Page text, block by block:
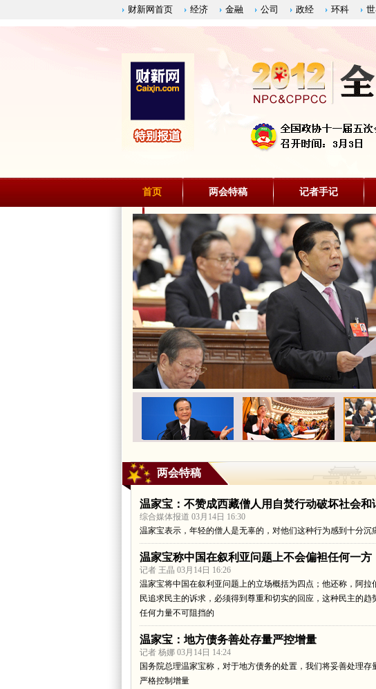
财新网首页 经济 金融 公司 政经 环科
首页 两会特稿 记者手记
微财新闻
两会特稿
温家宝：不赞成西藏僧人用自焚行动破坏社会和
综合媒体报道 03月14日 16:30
温家宝表示，年轻的僧人是无辜的，对他们这种行为感到十分沉
温家宝称中国在叙利亚问题上不会偏袒任何一方
记者 王晶 03月14日 16:26
温家宝将中国在叙利亚问题上的立场概括为四点；他还称，阿拉
民追求民主的诉求，必须得到尊重和切实的回应，这种民主的趋
任何力量不可阻挡的
温家宝：地方债务善处存量严控增量
记者 杨娜 03月14日 14:24
国务院总理温家宝称，对于地方债务的处置，我们将妥善处理存
严格控制增量